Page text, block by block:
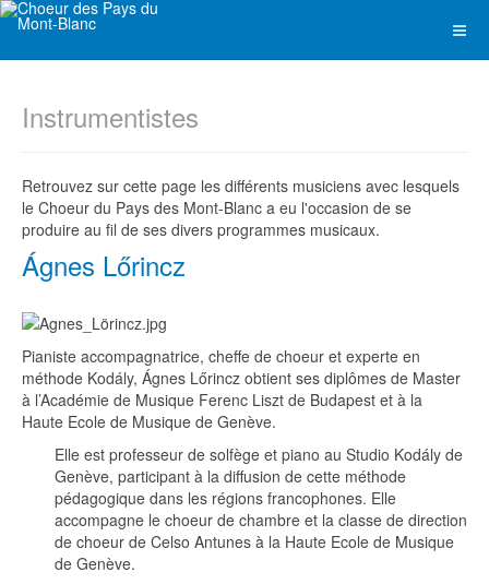
Instrumentistes
Retrouvez sur cette page les différents musiciens avec lesquels
le Choeur du Pays des Mont-Blanc a eu l'occasion de se
produire au fil de ses divers programmes musicaux.
Ágnes Lőrincz
Pianiste accompagnatrice, cheffe de choeur et experte en
méthode Kodály, Ágnes Lőrincz obtient ses diplômes de Master
à l’Académie de Musique Ferenc Liszt de Budapest et à la
Haute Ecole de Musique de Genève.
Elle est professeur de solfège et piano au Studio Kodály de
Genève, participant à la diffusion de cette méthode
pédagogique dans les régions francophones. Elle
accompagne le choeur de chambre et la classe de direction
de choeur de Celso Antunes à la Haute Ecole de Musique
de Genève.